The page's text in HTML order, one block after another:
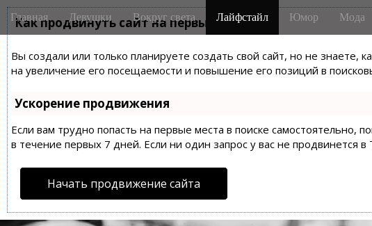
Как продвинуть сайт на первые места?
Вы создали или только планируете создать свой сайт, но не знаете,
на увеличение его посещаемости и повышение его позиций в
Ускорение продвижения
Если вам трудно попасть на первые места в поиске самостоятельно,
в течение первых 7 дней. Если ни один запрос у вас не продвинется в
Начать продвижение сайта
M
a
n
m
e
n
u
i
Главная Девушки Вокруг света Лайфстайл Юмор Мода